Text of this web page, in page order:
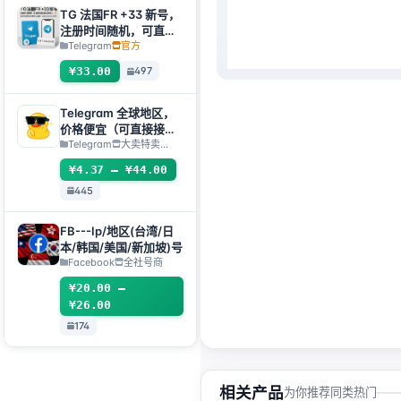
TG 法国FR +33 新号，
注册时间随机，可直接
获取验证码登入，支持
任何设备（获取验证码
+tdata/session文件）
🔥
Telegram 官方
¥33.00 497
Telegram 全球地区，
价格便宜（可直接接码
登入/TDATA/JSON
.SESSION）
Telegram 大卖特卖…
¥4.37 – ¥44.00
445
FB---Ip/地区(台湾/日
本/韩国/美国/新加坡)号
Facebook 全社号商
¥20.00 –
¥26.00
174
相关产品为你推荐同类热门